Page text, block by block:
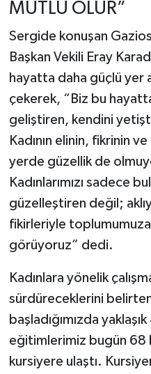
MUTLU OLUR”
Sergide konuşan
Başkan Vekili Eray
hayatta daha güçlü yer
çekerek, “Biz bu
geliştiren, kendini
Kadının elinin, fikrinin
yerde güzellik de
Kadınlarımızı sadece
güzelleştiren değil;
fikirleriyle
görüyoruz” dedi.
Kadınlara yönelik
sürdüreceklerini
başladığımızda
eğitimlerimiz bugün 68
kursiyere ulaştı.